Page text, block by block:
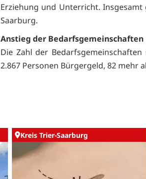
Erziehung und Unterricht.
Saarburg.
Anstieg der Bedarfsgemeinschaften
Die Zahl der
2.867 Personen Bürgergeld, 82 mehr
Kreis Trier-Saarburg